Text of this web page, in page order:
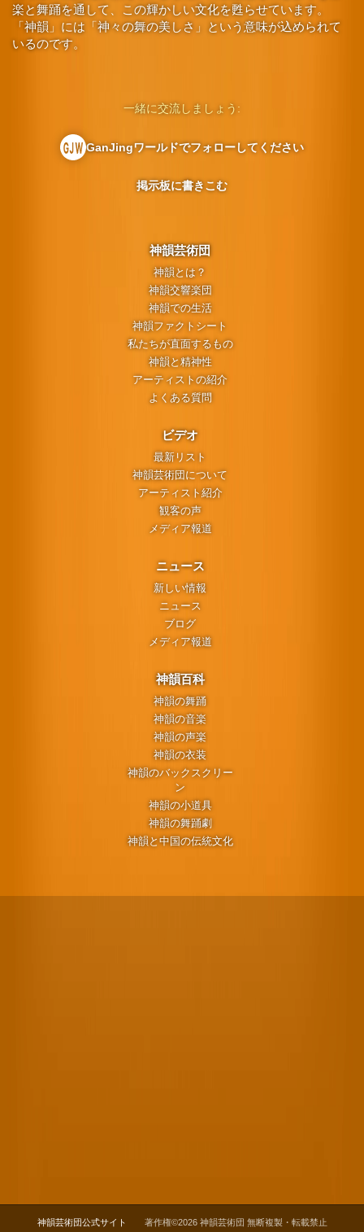
楽と舞踊を通して、この輝かしい文化を甦らせています。
「神韻」には「神々の舞の美しさ」という意味が込められて
いるのです。
神韻芸術団
神韻とは？
神韻交響楽団
神韻での生活
神韻ファクトシート
私たちが直面するもの
神韻と精神性
アーティストの紹介
よくある質問
ビデオ
最新リスト
神韻芸術団について
アーティスト紹介
観客の声
メディア報道
ニュース
新しい情報
ニュース
ブログ
メディア報道
神韻百科
神韻の舞踊
神韻の音楽
神韻の声楽
神韻の衣装
神韻のバックスクリー
ン
神韻の小道具
神韻の舞踊劇
神韻と中国の伝統文化
一緒に交流しましょう:
GanJingワールドでフォローしてください
掲示板に書きこむ
神韻芸術団公式サイト 著作権©2026 神韻芸術団 無断複製・転載禁止